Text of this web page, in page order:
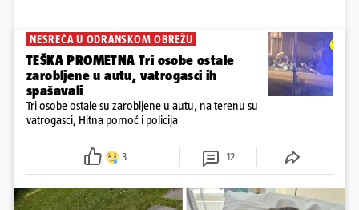
NESREĆA U ODRANSKOM OBREŽU
TEŠKA PROMETNA Tri osobe ostale
zarobljene u autu, vatrogasci ih
spašavali
Tri osobe ostale su zarobljene u autu, na terenu su
vatrogasci, Hitna pomoć i policija
3 12